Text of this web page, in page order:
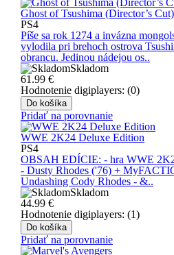
Ghost of Tsushima (Director’s Cut)
PS4
Píše sa rok 1274 a invázna
vylodila pri brehoch ostrova
obrancu. Jedinou nádejou os..
Skladom
61.99 €
Hodnotenie digiplayers: (0)
Do košíka
Pridať na porovnanie
WWE 2K24 Deluxe Edition
PS4
OBSAH EDÍCIE: - hra WWE
- Dusty Rhodes ('76) +
Undashing Cody Rhodes - &..
Skladom
44.99 €
Hodnotenie digiplayers: (1)
Do košíka
Pridať na porovnanie